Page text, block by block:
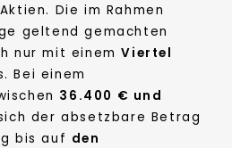
Die im Rahmen
geltend gemachten
nur mit einemViertel
Bei einem
36.400 € und
der absetzbare Betrag
bis auf den